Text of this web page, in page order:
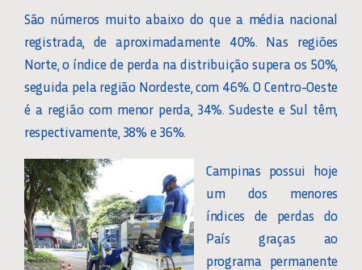
São números muito abaixo do que a média nacional
registrada, de aproximadamente 40%. Nas regiões
Norte, o índice de perda na distribuição supera os 50%,
seguida pela região Nordeste, com 46%. O Centro-Oeste
é a região com menor perda, 34%. Sudeste e Sul têm,
respectivamente, 38% e 36%.
Campinas possui hoje
um dos menores
índices de perdas do
País graças ao
programa permanente